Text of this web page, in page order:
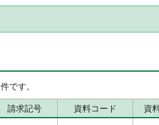
件です。
請求記号 資料コード 資